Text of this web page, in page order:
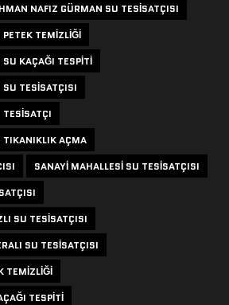
NAFIZ GÜRMAN SU TESISATÇISI
TEMIZLIĞI
SU KAÇAĞI TESPITI
SU TESISATÇISI
TESISATÇI
TIKANIKLIK AÇMA
SANAYI MAHALLESI SU TESISATÇISI
SU TESISATÇISI
SU TESISATÇISI
TEMIZLIĞI
TESPITI